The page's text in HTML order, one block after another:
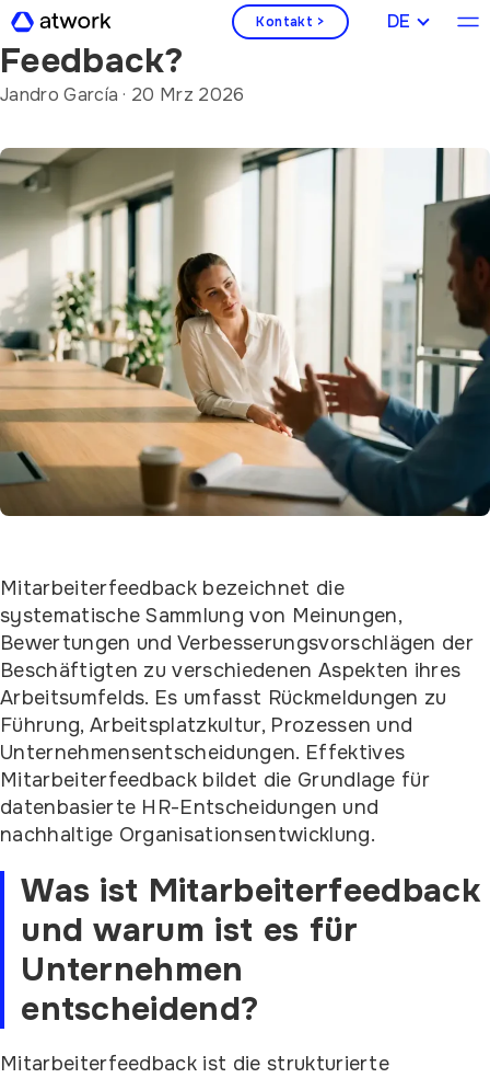
DEUTSCH
Kontakt >
Was ist Mitarbeiter
Feedback?
Jandro García · 20 Mrz 2026
Mitarbeiterfeedback bezeichnet die
systematische Sammlung von Meinungen,
Bewertungen und Verbesserungsvorschlägen der
Beschäftigten zu verschiedenen Aspekten ihres
Arbeitsumfelds. Es umfasst Rückmeldungen zu
Führung, Arbeitsplatzkultur, Prozessen und
Unternehmensentscheidungen. Effektives
Mitarbeiterfeedback bildet die Grundlage für
datenbasierte HR-Entscheidungen und
nachhaltige Organisationsentwicklung.
Was ist Mitarbeiterfeedback
und warum ist es für
Unternehmen
entscheidend?
Mitarbeiterfeedback ist die strukturierte